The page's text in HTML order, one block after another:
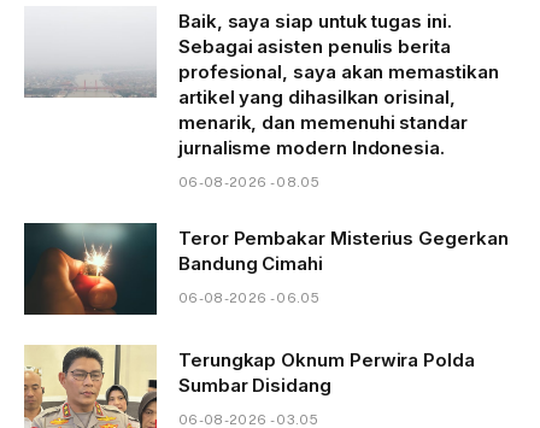
Baik, saya siap untuk tugas ini.
Sebagai asisten penulis berita
profesional, saya akan memastikan
artikel yang dihasilkan orisinal,
menarik, dan memenuhi standar
jurnalisme modern Indonesia.
06-08-2026 - 08.05
Teror Pembakar Misterius Gegerkan
Bandung Cimahi
06-08-2026 - 06.05
Terungkap Oknum Perwira Polda
Sumbar Disidang
06-08-2026 - 03.05